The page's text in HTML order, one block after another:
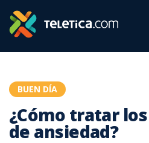
BUEN DÍA
¿Cómo tratar
de ansiedad?